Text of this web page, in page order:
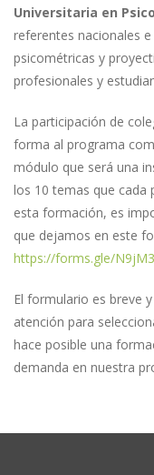
Universitaria en
referentes nacionales
psicométricas y
profesionales y
La participación de
forma al programa
módulo que será una
los 10 temas que cada
esta formación, es
que dejamos en este
https://forms.gle/
El formulario es breve
atención para
hace posible una
demanda en nuestra